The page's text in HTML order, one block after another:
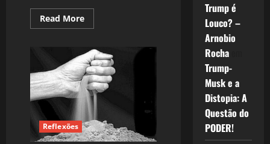
Read MoreRead
more
Dos
Clássicos
e
Do
Encantamento
Reflexões
Trump é
Louco? –
Arnobio
Rochaem
Trump-
Musk e a
Distopia: A
Questão do
PODER!